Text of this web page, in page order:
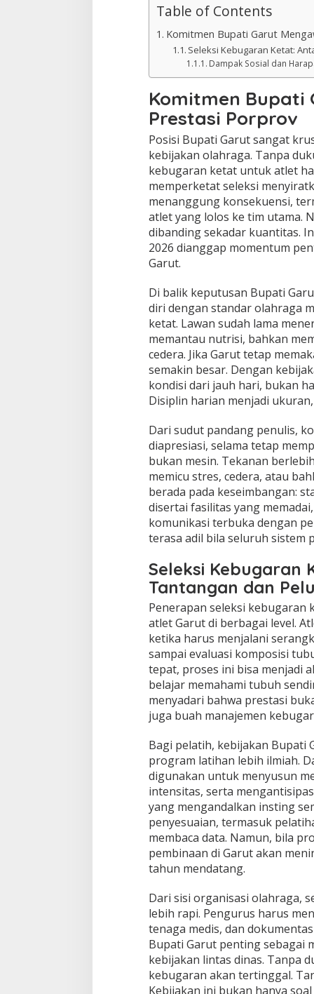
Table of Contents
Komitmen Bupati Garut
Seleksi Kebugaran Ketat:
Dampak Sosial dan
Komitmen Bupati
Prestasi Porprov
Posisi Bupati Garut sangat
kebijakan olahraga. Tanpa
kebugaran ketat untuk atlet
memperketat seleksi
menanggung konsekuensi,
atlet yang lolos ke tim utama.
dibanding sekadar kuantitas.
2026 dianggap momentum
Garut.
Di balik keputusan Bupati
diri dengan standar olahraga
ketat. Lawan sudah lama
memantau nutrisi, bahkan
cedera. Jika Garut tetap
semakin besar. Dengan
kondisi dari jauh hari, bukan
Disiplin harian menjadi
Dari sudut pandang penulis,
diapresiasi, selama tetap
bukan mesin. Tekanan
memicu stres, cedera, atau
berada pada keseimbangan:
disertai fasilitas yang
komunikasi terbuka dengan
terasa adil bila seluruh sistem
Seleksi Kebugaran
Tantangan dan
Penerapan seleksi
atlet Garut di berbagai level.
ketika harus menjalani
sampai evaluasi komposisi
tepat, proses ini bisa menjadi
belajar memahami tubuh
menyadari bahwa prestasi
juga buah manajemen
Bagi pelatih, kebijakan Bupati
program latihan lebih ilmiah.
digunakan untuk menyusun
intensitas, serta
yang mengandalkan insting
penyesuaian, termasuk
membaca data. Namun, bila
pembinaan di Garut akan
tahun mendatang.
Dari sisi organisasi olahraga,
lebih rapi. Pengurus harus
tenaga medis, dan
Bupati Garut penting sebagai
kebijakan lintas dinas. Tanpa
kebugaran akan tertinggal.
Kebijakan ini bukan hanya